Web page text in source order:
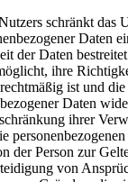
schränkt das
Daten
der Daten
ihre
ist und die
Daten
ihrer
der Person zur
von